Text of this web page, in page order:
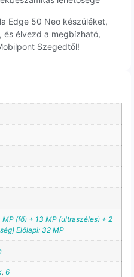
Edge 50 Neo készüléket,
és élvezd a megbízható,
Szegedtől!
MP (fő) + 13 MP (ultraszéles) + 2
Előlapi: 32 MP
, 6